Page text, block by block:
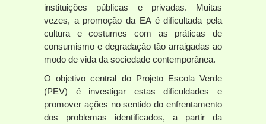
instituições públicas e privadas. Muitas
vezes, a promoção da EA é dificultada pela
cultura e costumes com as práticas de
consumismo e degradação tão arraigadas ao
modo de vida da sociedade contemporânea.
O objetivo central do Projeto Escola Verde
(PEV) é investigar estas dificuldades e
promover ações no sentido do enfrentamento
dos problemas identificados, a partir da